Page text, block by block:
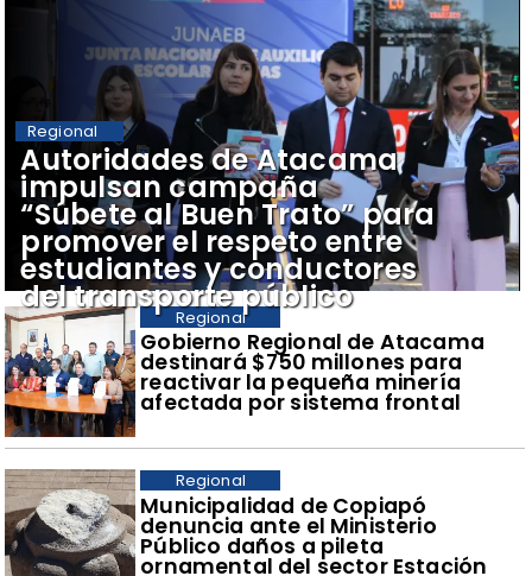
Gobierno Regional de Atacama
destinará $750 millones para
reactivar la pequeña minería
afectada por sistema frontal
Regional
Municipalidad de Copiapó
denuncia ante el Ministerio
Público daños a pileta
ornamental del sector Estación
Regional
Autoridades de Atacama
impulsan campaña
“Súbete al Buen Trato” para
promover el respeto entre
estudiantes y conductores
del transporte público
Regional